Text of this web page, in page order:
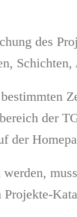
des
der